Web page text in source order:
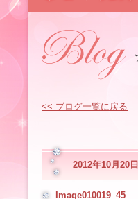
<< ブログ一覧に戻る
2012年10月20日
Image010019_45